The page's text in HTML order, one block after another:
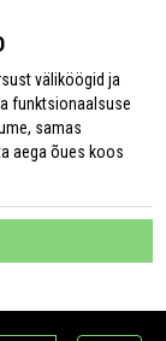
väliköögid ja
funktsionaalsuse
samas
aega õues koos